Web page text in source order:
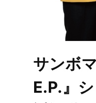
サンボ
E.P.』